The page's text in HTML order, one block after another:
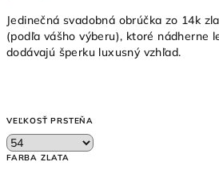
Jedinečná svadobná obrúčka zo 14k
(podľa vášho výberu), ktoré nádherne
dodávajú šperku luxusný vzhľad.
VEĽKOSŤ PRSTEŇA
FARBA ZLATA